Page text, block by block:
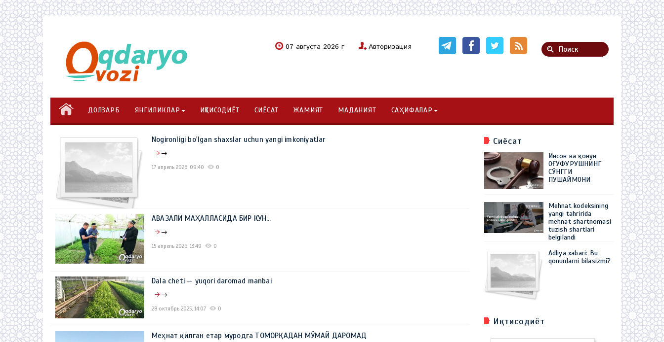
07 августа 2026 г Авторизация
ДОЛЗАРБ ЯНГИЛИКЛАР ИҚТИСОДИЁТ СИЁСАТ ЖАМИЯТ МАДАНИЯТ САҲИФАЛАР
Nogironligi bo'lgan shaxslar uchun yangi imkoniyatlar
→
17 апрель 2026, 09:40 0
АВАЗАЛИ МАҲАЛЛАСИДА БИР КУН…
→
15 апрель 2026, 13:49 0
Dala cheti — yuqori daromad manbai
→
28 октябрь 2025, 14:07 0
Меҳнат қилган етар муродга ТОМОРҚАДАН МЎМАЙ ДАРОМАД
Сиёсат
Инсон ва қонун
ОҒУФУРУШНИНГ
СЎНГГИ
ПУШАЙМОНИ
Mehnat kodeksining
yangi tahririda
mehnat shartnomasi
tuzish shartlari
belgilandi
Adliya xabari: Bu
qonunlarni bilasizmi?
Иқтисодиёт